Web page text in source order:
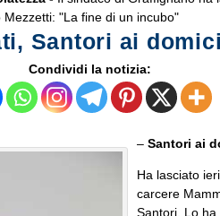
"La fine di un incubo"
Santori ai
Condividi la notizia:
– Santori ai
Ha lasciato
carcere
Santori. Lo